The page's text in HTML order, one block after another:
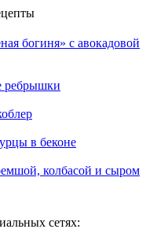
богиня» с авокадовой
ребрышки
в беконе
колбасой и сыром
сетях: